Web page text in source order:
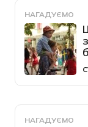
НАГАДУЄМО
НАГАДУЄМО